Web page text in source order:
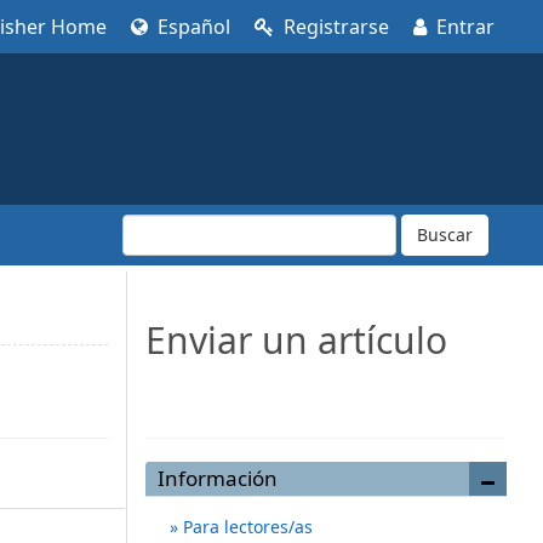
Home Español Registrarse Entrar
Buscar
Enviar un artículo
Información
Para lectores/as